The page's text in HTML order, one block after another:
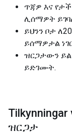
ጥጃዎ እና
ሊሰማዎት
ይህንን ቦታ
ይሰማዎታል
ዝርጋታውን
ይድገሙት.
ዝርጋታ